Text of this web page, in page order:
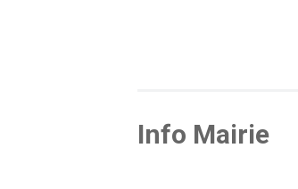
Info Mairie